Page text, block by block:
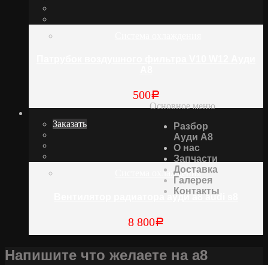
Основное меню
Разбор
Ауди А8
О нас
Запчасти
Доставка
Галерея
Контакты
500Р
Заказать
Система охлаждения
Вентилятор радиатора ауди а8 audi s8
8 800Р
Напишите что желаете на а8